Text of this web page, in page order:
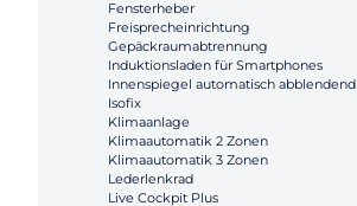
Fensterheber
Freisprecheinrichtung
Gepäckraumabtrennung
Induktionsladen für Smartphones
Innenspiegel automatisch abblendend
Isofix
Klimaanlage
Klimaautomatik 2 Zonen
Klimaautomatik 3 Zonen
Lederlenkrad
Live Cockpit Plus